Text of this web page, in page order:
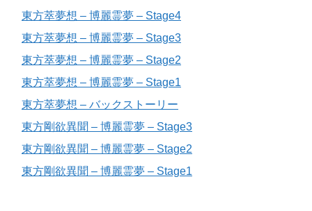
東方萃夢想 – 博麗霊夢 – Stage4
東方萃夢想 – 博麗霊夢 – Stage3
東方萃夢想 – 博麗霊夢 – Stage2
東方萃夢想 – 博麗霊夢 – Stage1
東方萃夢想 – バックストーリー
東方剛欲異聞 – 博麗霊夢 – Stage3
東方剛欲異聞 – 博麗霊夢 – Stage2
東方剛欲異聞 – 博麗霊夢 – Stage1